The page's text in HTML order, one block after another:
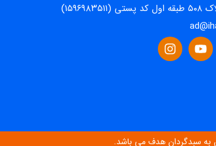
به سبدگردان هدف می باشد.